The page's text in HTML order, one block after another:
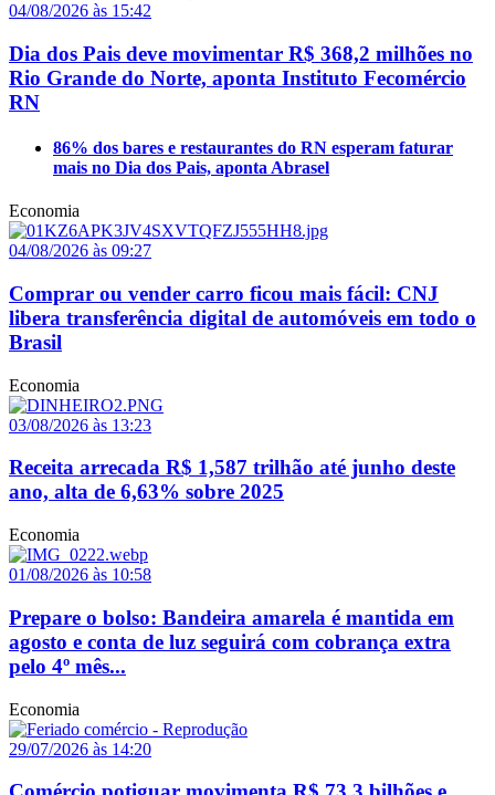
04/08/2026 às 15:42
Dia dos Pais deve movimentar R$ 368,2 milhões no
Rio Grande do Norte, aponta Instituto Fecomércio
RN
86% dos bares e restaurantes do RN esperam faturar
mais no Dia dos Pais, aponta Abrasel
Economia
04/08/2026 às 09:27
Comprar ou vender carro ficou mais fácil: CNJ
libera transferência digital de automóveis em todo o
Brasil
Economia
03/08/2026 às 13:23
Receita arrecada R$ 1,587 trilhão até junho deste
ano, alta de 6,63% sobre 2025
Economia
01/08/2026 às 10:58
Prepare o bolso: Bandeira amarela é mantida em
agosto e conta de luz seguirá com cobrança extra
pelo 4º mês...
Economia
29/07/2026 às 14:20